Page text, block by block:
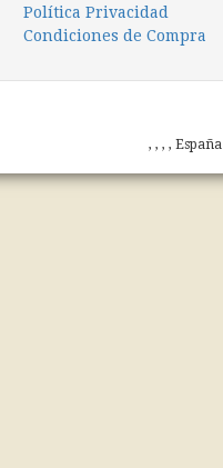
Política Privacidad
Condiciones de Compra
, , , ,